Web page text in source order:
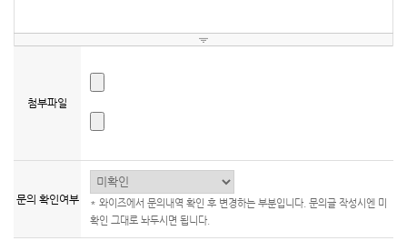
첨부파일
문의 확인여부
* 와이즈에서 문의내역 확인 후 변경하는 부분입니다. 문의글 작성시엔 미
확인 그대로 놔두시면 됩니다.